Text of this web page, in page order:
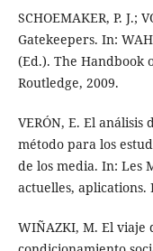
SCHOEMAKER, P. J.;
Gatekeepers. In:
(Ed.). The Handbook
Routledge, 2009.
VERÓN, E. El
método para los
de los media. In: Les
actuelles, aplications.
WIÑAZKI, M. El viaje